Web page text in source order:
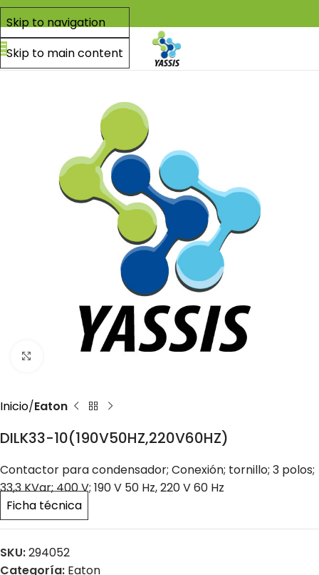
Skip to navigation
Skip to main content
Click to enlarge
Inicio Eaton
DILK33-10(190V50HZ,220V60HZ)
Contactor para condensador; Conexión; tornillo; 3 polos;
33,3 KVar; 400 V; 190 V 50 Hz, 220 V 60 Hz
Ficha técnica
SKU:294052
Categoría: Eaton